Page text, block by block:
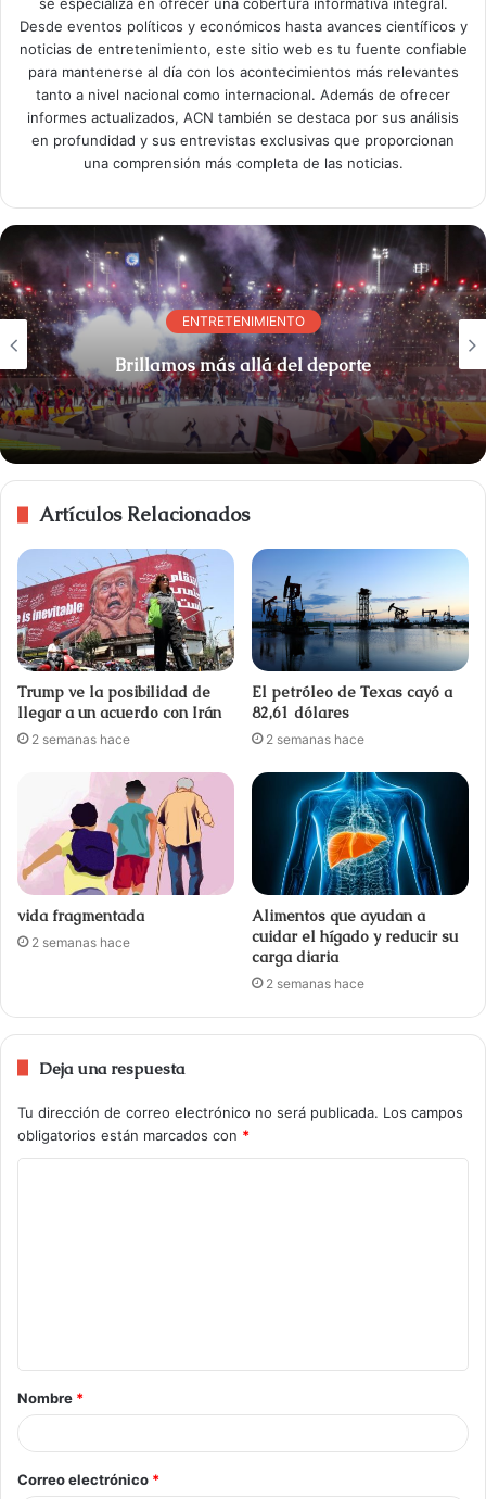
Desde eventos políticos y económicos hasta avances científicos y
noticias de entretenimiento, este sitio web es tu fuente confiable
para mantenerse al día con los acontecimientos más relevantes
tanto a nivel nacional como internacional. Además de ofrecer
informes actualizados, ACN también se destaca por sus análisis
en profundidad y sus entrevistas exclusivas que proporcionan
una comprensión más completa de las noticias.
ENTRETENIMIENTO
Brillamos más allá del deporte
Artículos Relacionados
Trump ve la posibilidad de
llegar a un acuerdo con Irán
2 semanas hace
El petróleo de Texas cayó a
82,61 dólares
2 semanas hace
vida fragmentada
2 semanas hace
Alimentos que ayudan a
cuidar el hígado y reducir su
carga diaria
2 semanas hace
Deja una respuesta
Tu dirección de correo electrónico no será publicada. Los campos
obligatorios están marcados con *
Nombre *
Correo electrónico *